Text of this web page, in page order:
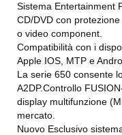
Sistema Entertainment
CD/DVD con
o video component.
Compatibilità con i
Apple IOS, MTP e
La serie 650 consente
A2DP.Controllo
display multifunzione
mercato.
Nuovo Esclusivo